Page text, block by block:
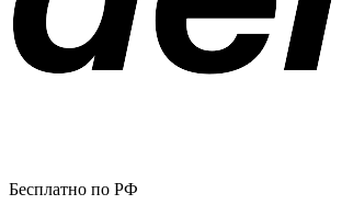
Бесплатно по РФ